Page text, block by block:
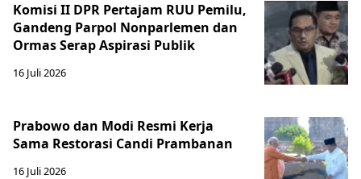
Komisi II DPR Pertajam RUU Pemilu,
Gandeng Parpol Nonparlemen dan
Ormas Serap Aspirasi Publik
16 Juli 2026
Prabowo dan Modi Resmi Kerja
Sama Restorasi Candi Prambanan
16 Juli 2026